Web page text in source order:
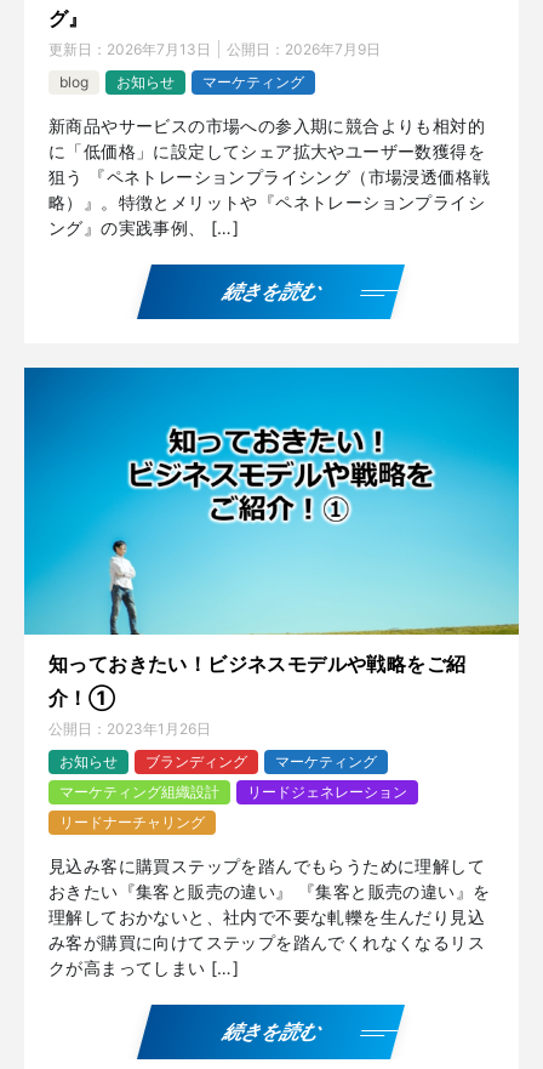
グ』
更新日： 2026年7月13日 公開日： 2026年7月9日
blog
お知らせ マーケティング
新商品やサービスの市場への参入期に競合よりも相対的
に「低価格」に設定してシェア拡大やユーザー数獲得を
狙う 『ペネトレーションプライシング（市場浸透価格戦
略）』。特徴とメリットや『ペネトレーションプライシ
ング』の実践事例、 […]
続きを読む
知っておきたい！ビジネスモデルや戦略をご紹
介！①
公開日： 2023年1月26日
お知らせ
ブランディング
マーケティング
マーケティング組織設計
リードジェネレーション
リードナーチャリング
見込み客に購買ステップを踏んでもらうために理解して
おきたい『集客と販売の違い』 『集客と販売の違い』を
理解しておかないと、社内で不要な軋轢を生んだり見込
み客が購買に向けてステップを踏んでくれなくなるリス
クが高まってしまい […]
続きを読む